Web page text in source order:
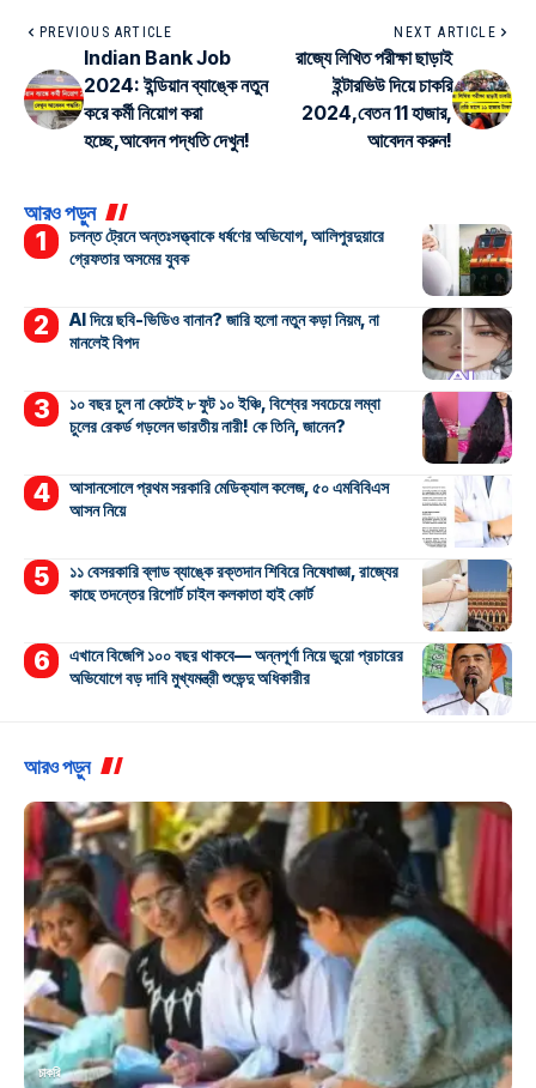
PREVIOUS ARTICLE
Indian Bank Job
2024: ইন্ডিয়ান ব্যাঙ্কে নতুন
করে কর্মী নিয়োগ করা
হচ্ছে,আবেদন পদ্ধতি দেখুন!
NEXT ARTICLE
রাজ্যে লিখিত পরীক্ষা ছাড়াই
ইন্টারভিউ দিয়ে চাকরি
2024,বেতন 11 হাজার,
আবেদন করুন!
আরও পড়ুন
চলন্ত ট্রেনে অন্তঃসত্ত্বাকে ধর্ষণের অভিযোগ, আলিপুরদুয়ারে
গ্রেফতার অসমের যুবক
AI দিয়ে ছবি-ভিডিও বানান? জারি হলো নতুন কড়া নিয়ম, না
মানলেই বিপদ
১০ বছর চুল না কেটেই ৮ ফুট ১০ ইঞ্চি, বিশ্বের সবচেয়ে লম্বা
চুলের রেকর্ড গড়লেন ভারতীয় নারী! কে তিনি, জানেন?
আসানসোলে প্রথম সরকারি মেডিক্যাল কলেজ, ৫০ এমবিবিএস
আসন নিয়ে
১১ বেসরকারি ব্লাড ব্যাঙ্কে রক্তদান শিবিরে নিষেধাজ্ঞা, রাজ্যের
কাছে তদন্তের রিপোর্ট চাইল কলকাতা হাই কোর্ট
এখানে বিজেপি ১০০ বছর থাকবে— অন্নপূর্ণা নিয়ে ভুয়ো প্রচারের
অভিযোগে বড় দাবি মুখ্যমন্ত্রী শুভেন্দু অধিকারীর
আরও পড়ুন
চাকরি